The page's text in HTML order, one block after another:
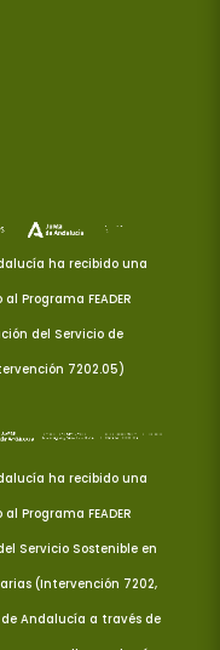
ha recibido una
Programa FEADER
del Servicio de
7202.05)
ha recibido una
Programa FEADER
Servicio Sostenible en
(Intervención 7202,
Andalucía a través de